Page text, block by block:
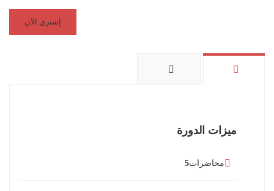
إشتري الآن
ميزات الدورة
محاضرات5